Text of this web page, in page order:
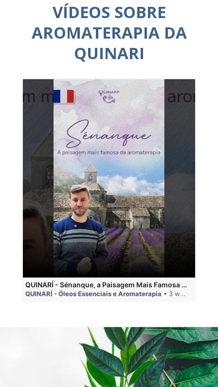
VÍDEOS SOBRE
AROMATERAPIA DA
QUINARI
QUINARÍ - Sénanque, a Paisagem Mais Famosa da Aromaterapia
QUINARÍ - Óleos Essenciais e Aromaterapia • 3 weeks ago